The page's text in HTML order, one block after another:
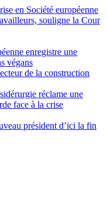
en Société européenne
souligne la Cour
enregistre une
végans
de la construction
réclame une
face à la crise
président d’ici la fin